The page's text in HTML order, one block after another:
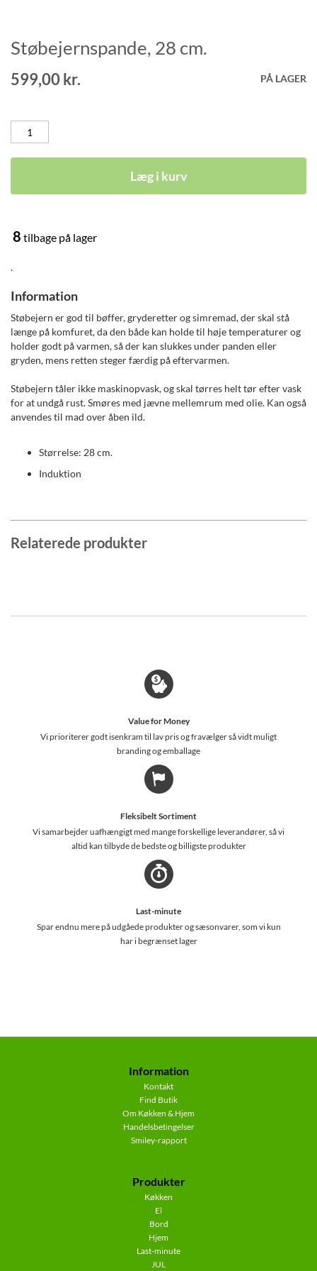
Gå
til
starten
af
Støbejernspande, 28 cm.
599,00 kr. PÅ LAGER
Læg i kurv
8 tilbage på lager
.
Information
Støbejern er god til bøffer, gryderetter og simremad, der skal stå
længe på komfuret, da den både kan holde til høje temperaturer og
holder godt på varmen, så der kan slukkes under panden eller
gryden, mens retten steger færdig på eftervarmen.
Støbejern tåler ikke maskinopvask, og skal tørres helt tør efter vask
for at undgå rust. Smøres med jævne mellemrum med olie. Kan også
anvendes til mad over åben ild.
Størrelse: 28 cm.
Induktion
Relaterede produkter
Value for Money
Vi prioriterer godt isenkram til lav pris og fravælger så vidt muligt
branding og emballage
Fleksibelt Sortiment
Vi samarbejder uafhængigt med mange forskellige leverandører, så vi
altid kan tilbyde de bedste og billigste produkter
Last-minute
Spar endnu mere på udgåede produkter og sæsonvarer, som vi kun
har i begrænset lager
Information
Kontakt
Find Butik
Om Køkken & Hjem
Handelsbetingelser
Smiley-rapport
Produkter
Køkken
El
Bord
Hjem
Last-minute
JUL